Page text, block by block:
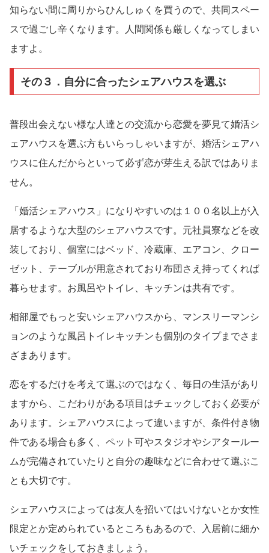
知らない間に周りからひんしゅくを買うので、共同スペー
スで過ごし辛くなります。人間関係も厳しくなってしまい
ますよ。
その３．自分に合ったシェアハウスを選ぶ
普段出会えない様な人達との交流から恋愛を夢見て婚活シ
ェアハウスを選ぶ方もいらっしゃいますが、婚活シェアハ
ウスに住んだからといって必ず恋が芽生える訳ではありま
せん。
「婚活シェアハウス」になりやすいのは１００名以上が入
居するような大型のシェアハウスです。元社員寮などを改
装しており、個室にはベッド、冷蔵庫、エアコン、クロー
ゼット、テーブルが用意されており布団さえ持ってくれば
暮らせます。お風呂やトイレ、キッチンは共有です。
相部屋でもっと安いシェアハウスから、マンスリーマンシ
ョンのような風呂トイレキッチンも個別のタイプまでさま
ざまあります。
恋をするだけを考えて選ぶのではなく、毎日の生活があり
ますから、こだわりがある項目はチェックしておく必要が
あります。シェアハウスによって違いますが、条件付き物
件である場合も多く、ペット可やスタジオやシアタールー
ムが完備されていたりと自分の趣味などに合わせて選ぶこ
とも大切です。
シェアハウスによっては友人を招いてはいけないとか女性
限定とか定められているところもあるので、入居前に細か
いチェックをしておきましょう。